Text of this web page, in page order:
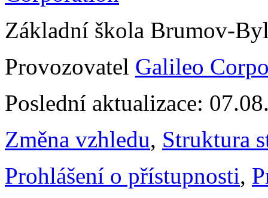
Základní škola Brumov-
Provozovatel Galileo
Poslední aktualizace:
Změna vzhledu, Struktura
Prohlášení o přístupnosti,